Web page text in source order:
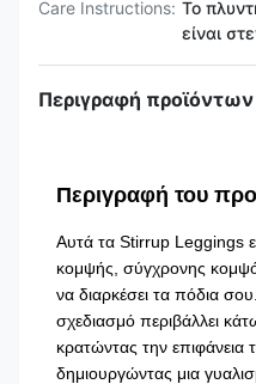
Care Instructions: Το
είναι
Περιγραφή προϊόντων
Περιγραφή του
Αυτά τα Stirrup Leggings
κομψής, σύγχρονης
να διαρκέσει τα πόδια
σχεδιασμό περιβάλλει
κρατώντας την επιφάνεια
δημιουργώντας μια